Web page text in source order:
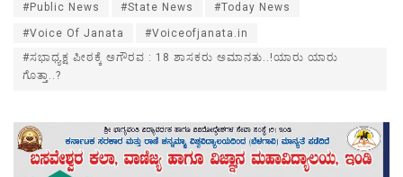
#Public News #State News #Today News
#Voice Of Janata
#Voiceofjanata.in
#ಸಭಾಧ್ಯಕ್ಷ ಪೀಠಕ್ಕೆ ಅಗೌರವ : 18 ಶಾಸಕರು ಅಮಾನತು..!ಯಾರು ಯಾರು
ಗೊತ್ತಾ..?